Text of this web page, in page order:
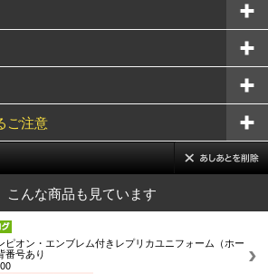
ご注意
こんな商品も見ています
ピオン・エンブレム付きレプリカユニフォーム（ホー
番号あり